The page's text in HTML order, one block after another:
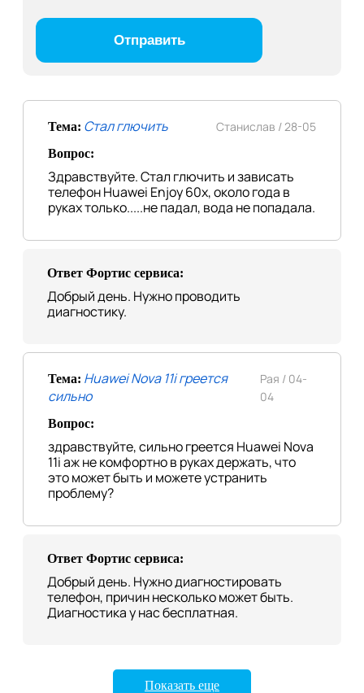
Тема: Стал глючить Станислав /28-05
Вопрос:
Здравствуйте. Стал глючить и зависать
телефон Huawei Enjoy 60x, около года в
руках только.....не падал, вода не попадала.
Ответ Фортис сервиса:
Добрый день. Нужно проводить
диагностику.
Тема: Huawei Nova 11i греется
сильно
Рая / 04-
04
Вопрос:
здравствуйте, сильно греется Huawei Nova
11i аж не комфортно в руках держать, что
это может быть и можете устранить
проблему?
Ответ Фортис сервиса:
Добрый день. Нужно диагностировать
телефон, причин несколько может быть.
Диагностика у нас бесплатная.
Показать еще